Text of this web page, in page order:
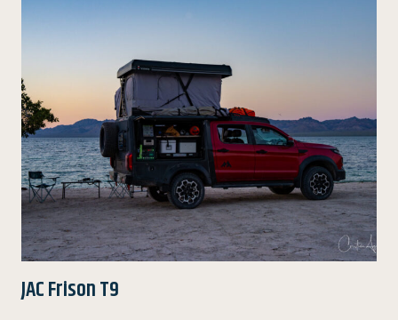
JAC Frison T9